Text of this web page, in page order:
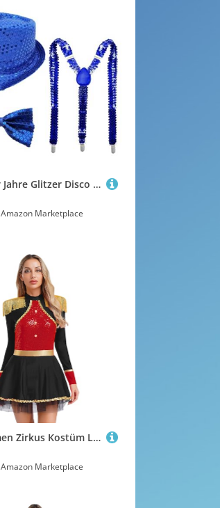
Agoky 70er Jahre Glitzer Disco Kostüm Set Pailletten Fedora Hut Krawatte Handschuhe Für Disco Tanzparty Zaubershow Typ D Königsblau 3 Stück Einheitsgröße
Amazon Marketplace
Agoky Damen Zirkus Kostüm Langarm Metallic Anzug Kleid Ringmaster Uniform mit Fransen Schulterstücke Tutu Rock Halloween Motto Party Cosplay Outfits Schwarz L
Amazon Marketplace